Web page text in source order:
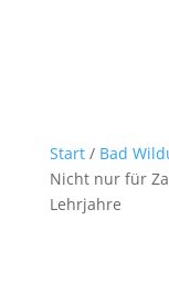
Start/ Bad
Nicht nur für
Lehrjahre